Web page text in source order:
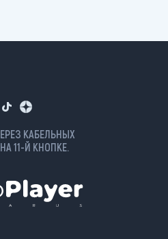
КАБЕЛЬНЫХ
11-Й КНОПКЕ.